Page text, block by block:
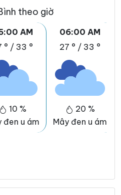
theo giờ
AM
° / 33 °
10 %
đen u ám
06:00 AM
27 ° / 33 °
20 %
Mây đen u ám